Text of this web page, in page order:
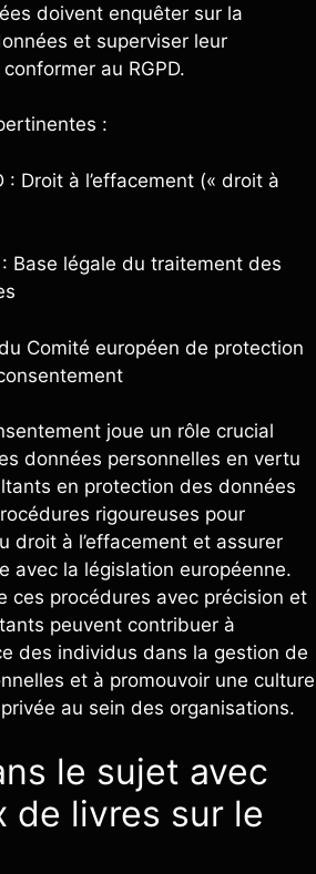
doivent enquêter sur la
et superviser leur
au RGPD.
:
: Droit à l’effacement (« droit à
Base légale du traitement des
Comité européen de protection
joue un rôle crucial
données personnelles en vertu
en protection des données
rigoureuses pour
droit à l’effacement et assurer
avec la législation européenne.
ces procédures avec précision et
peuvent contribuer à
des individus dans la gestion de
et à promouvoir une culture
au sein des organisations.
le sujet avec
de livres sur le